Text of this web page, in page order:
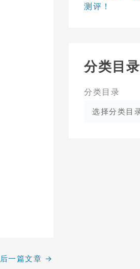
后一篇文章 →
测评！
分类目录
分类目录